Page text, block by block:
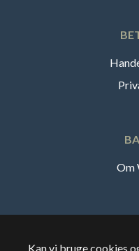
Om
Kan vi bruge cookies